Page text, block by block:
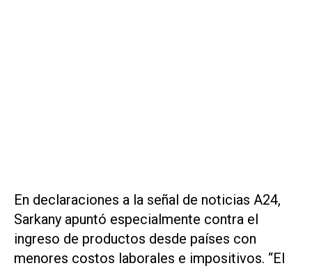
En declaraciones a la señal de noticias A24,
Sarkany apuntó especialmente contra el
ingreso de productos desde países con
menores costos laborales e impositivos. “El